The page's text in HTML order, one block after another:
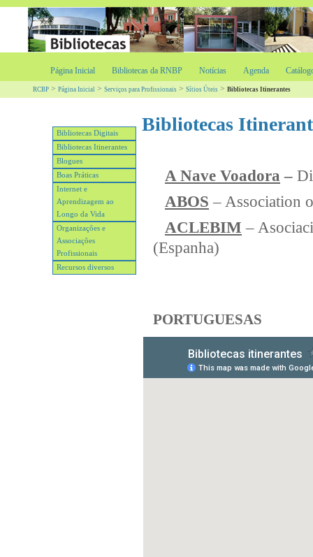
Página Inicial Bibliotecas da RNBP Notícias Agenda
RCBP > Página Inicial > Serviços para Profissionais > Sítios Úteis > Bibliotecas Itinerantes
Bibliotecas Digitais
Bibliotecas Itinerantes
Blogues
Boas Práticas
Internet e
Aprendizagem ao
Longo da Vida
Organizações e
Associações
Profissionais
Recursos diversos
Bibliotecas
A Nave Voadora –
ABOS – Association
ACLEBIM –
(Espanha)
PORTUGUESAS